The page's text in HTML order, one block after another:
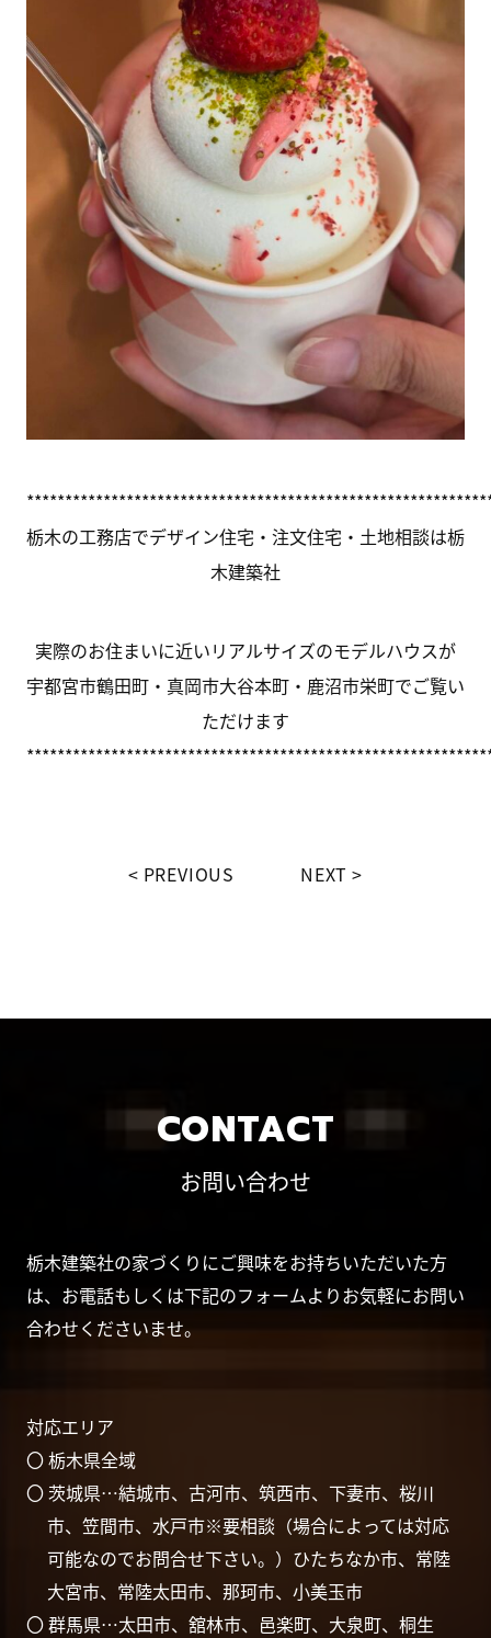
栃木の工務店でデザイン住宅・注文住宅・土地相談は栃
木建築社
実際のお住まいに近いリアルサイズのモデルハウスが
宇都宮市鶴田町・真岡市大谷本町・鹿沼市栄町でご覧い
ただけます
PREVIOUS NEXT
CONTACT
お問い合わせ
栃木建築社の家づくりにご興味をお持ちいただいた方
は、お電話もしくは下記のフォームよりお気軽にお問い
合わせくださいませ。
対応エリア
〇 栃木県全域
〇 茨城県…結城市、古河市、筑西市、下妻市、桜川
市、笠間市、水戸市※要相談（場合によっては対応
可能なのでお問合せ下さい。）ひたちなか市、常陸
大宮市、常陸太田市、那珂市、小美玉市
〇 群馬県…太田市、舘林市、邑楽町、大泉町、桐生